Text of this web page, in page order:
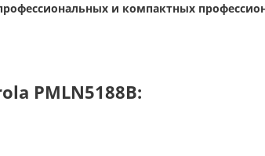
и компактных
PMLN5188B: